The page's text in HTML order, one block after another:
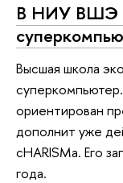
В НИУ ВШЭ
Высшая школа
ориентирован
дополнит уже
cHARISMa. Его
года.